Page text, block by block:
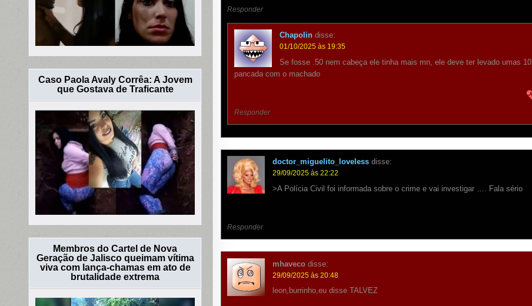
Responder
Chapolin disse:
01/10/2025 às 19:35
Se fosse .50 nem cabeça ele tinha mais mn, ele deve ter levado umas 10
pancada com o machado
Responder
doctor_miguelito_loveless disse:
29/09/2025 às 22:22
>A Polícia Civil foi informada sobre o crime e vai investigar …. Fala sério
Responder
mhaveco disse:
29/09/2025 às 20:48
leon,burrinho,eu disse TALVEZ
Caso Paola Avaly Corrêa: A Jovem
que Gostava de Traficante
Membros do Cartel de Nova
Geração de Jalisco queimam vítima
viva com lança-chamas em ato de
brutalidade extrema